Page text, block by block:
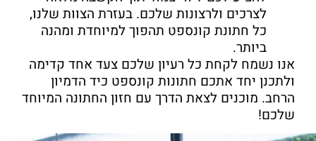
לצרכים ולרצונות שלכם. בעזרת הצוות שלנו,
כל חתונת קונספט תהפוך למיוחדת ומהנה
ביותר.
אנו נשמח לקחת כל רעיון שלכם צעד אחד קדימה
ולתכנן יחד אתכם חתונות קונספט כיד הדמיון
הרחב. מוכנים לצאת הדרך עם חזון החתונה המיוחד
שלכם!